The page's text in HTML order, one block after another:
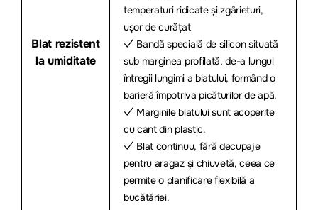
Blat rezistent
la umiditate
temperaturi ridicate și zgârieturi,
ușor de curățat
✓ Bandă specială de silicon situată
sub marginea profilată, de-a lungul
întregii lungimi a blatului, formând o
barieră împotriva picăturilor de apă.
✓ Marginile blatului sunt acoperite
cu cant din plastic.
✓ Blat continuu, fără decupaje
pentru aragaz și chiuvetă, ceea ce
permite o planificare flexibilă a
bucătăriei.